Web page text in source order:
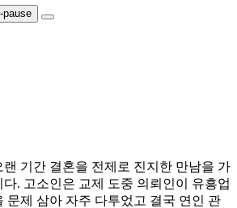
기간 결혼을 전제로 진지한 만남을 가
. 고소인은 교제 도중 의뢰인이 유흥업
문제 삼아 자주 다투었고 결국 연인 관